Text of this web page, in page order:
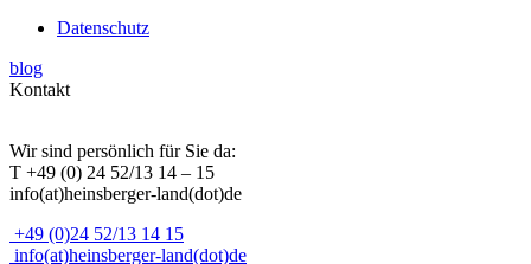
Datenschutz
blog
Kontakt
Wir sind persönlich für Sie da:
T +49 (0) 24 52/13 14 – 15
info(at)heinsberger-land(dot)de
+49 (0)24 52/13 14 15
info(at)heinsberger-land(dot)de